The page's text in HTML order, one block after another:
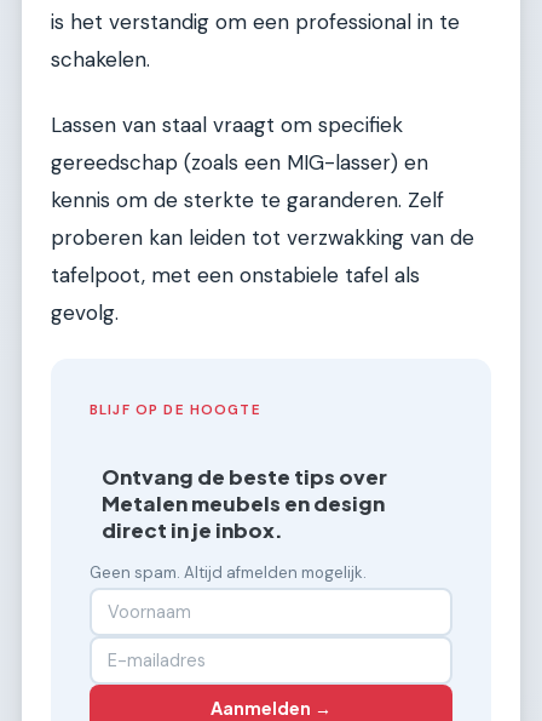
is het verstandig om een professional in te
schakelen.
Lassen van staal vraagt om specifiek
gereedschap (zoals een MIG-lasser) en
kennis om de sterkte te garanderen. Zelf
proberen kan leiden tot verzwakking van de
tafelpoot, met een onstabiele tafel als
gevolg.
BLIJF OP DE HOOGTE
Ontvang de beste tips over
Metalen meubels en design
direct in je inbox.
Geen spam. Altijd afmelden mogelijk.
Aanmelden →